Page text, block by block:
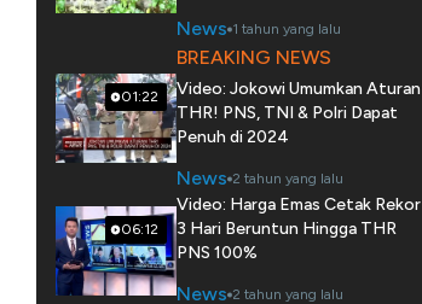
News 1 tahun yang lalu
01:22
BREAKING NEWS
Video: Jokowi Umumkan Aturan
THR! PNS, TNI & Polri Dapat
Penuh di 2024
News 2 tahun yang lalu
06:12
Video: Harga Emas Cetak Rekor
3 Hari Beruntun Hingga THR
PNS 100%
News 2 tahun yang lalu